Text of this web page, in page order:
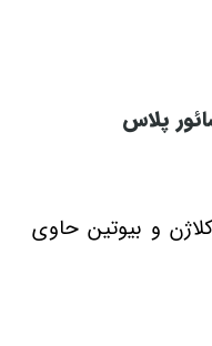
پلاس
و بیوتین حاوی